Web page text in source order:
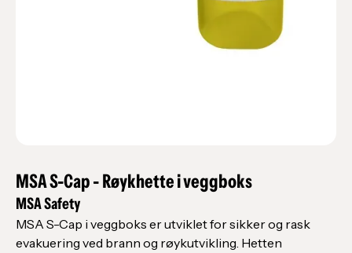
MSA S-Cap - Røykhette i veggboks
MSA Safety
MSA S-Cap i veggboks er utviklet for sikker og rask
evakuering ved brann og røykutvikling. Hetten